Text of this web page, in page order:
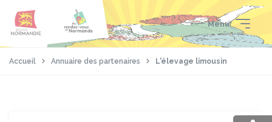
contenu
pied
Menu
Accueil Annuaire des partenaires L'élevage limousin
Panneau de gestion des cookies